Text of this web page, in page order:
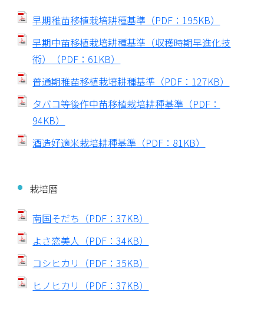
早期稚苗移植栽培耕種基準（PDF：195KB）
早期中苗移植栽培耕種基準（収穫時期早進化技
術）（PDF：61KB）
普通期稚苗移植栽培耕種基準（PDF：127KB）
タバコ等後作中苗移植栽培耕種基準（PDF：
94KB）
酒造好適米栽培耕種基準（PDF：81KB）
栽培暦
南国そだち（PDF：37KB）
よさ恋美人（PDF：34KB）
コシヒカリ（PDF：35KB）
ヒノヒカリ（PDF：37KB）